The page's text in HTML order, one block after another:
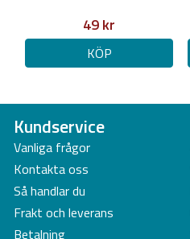
49 kr
KÖP
Kundservice
Vanliga frågor
Kontakta oss
Så handlar du
Frakt och leverans
Betalning